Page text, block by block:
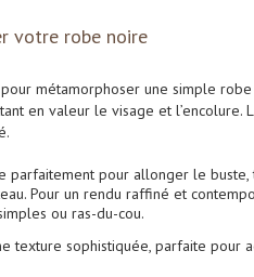
votre robe noire
métamorphoser une simple
en valeur le visage et l’encolure.
pour allonger le buste,
Pour un rendu raffiné et
ou ras-du-cou.
texture sophistiquée, parfaite pour